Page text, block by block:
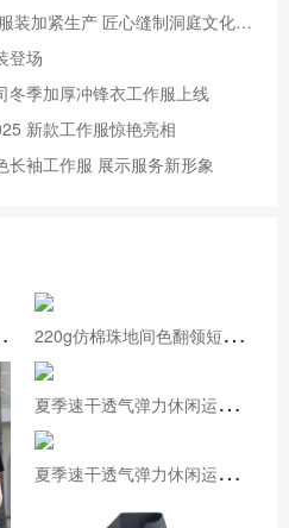
2025益阳文旅大会志愿者服装加紧生产 匠心缝制洞庭文化新装
登场
冬季加厚冲锋衣工作服上线
新款工作服惊艳亮相
长袖工作服 展示服务新形象
86199 2
20g仿棉珠地间色翻领短袖CF-GJ33-2699
夏
季速干透气弹力休闲运动长裤XY-86K8505
夏
季速干透气弹力休闲运动长裤XY-86K8501